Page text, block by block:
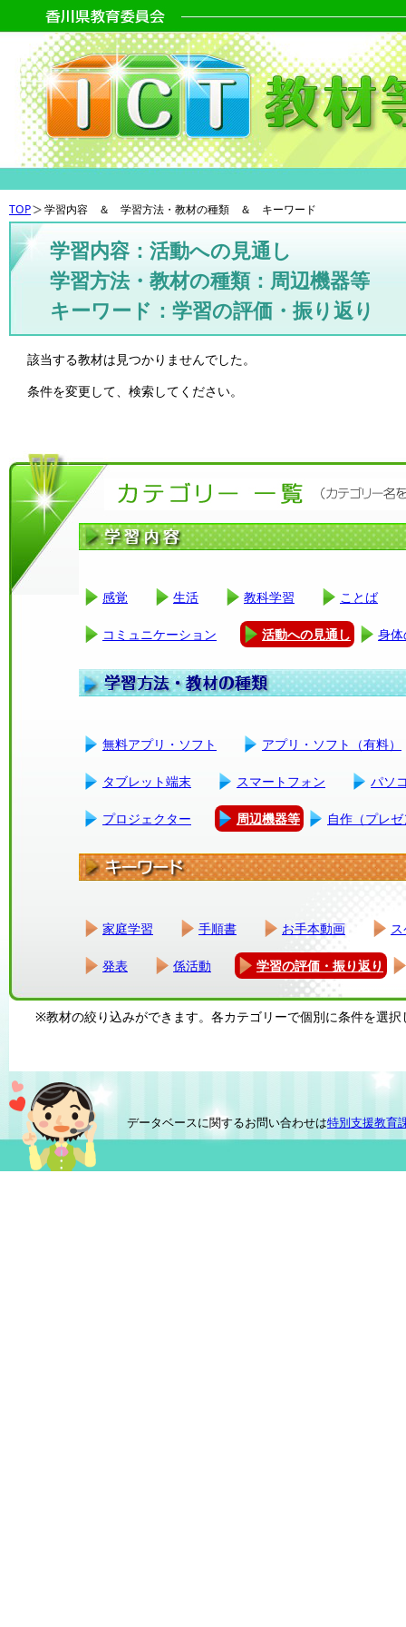
TOP 学習内容 ＆ 学習方法・教材の種類 ＆ キーワード
学習内容：活動への見通し
学習方法・教材の種類：周辺機器等
キーワード：学習の評価・振り返り
該当する教材は見つかりませんでした。
条件を変更して、検索してください。
感覚 生活 教科学習 ことば
コミュニケーション 活動への見通し 身
無料アプリ・ソフト アプリ・ソフト（有料）
タブレット端末 スマートフォン パソ
プロジェクター 周辺機器等 自作（プレ
家庭学習 手順書 お手本動画
発表 係活動 学習の評価・振り返り
※教材の絞り込みができます。各カテゴリーで個別に条件を選択
データベースに関するお問い合わせは特別支援教育